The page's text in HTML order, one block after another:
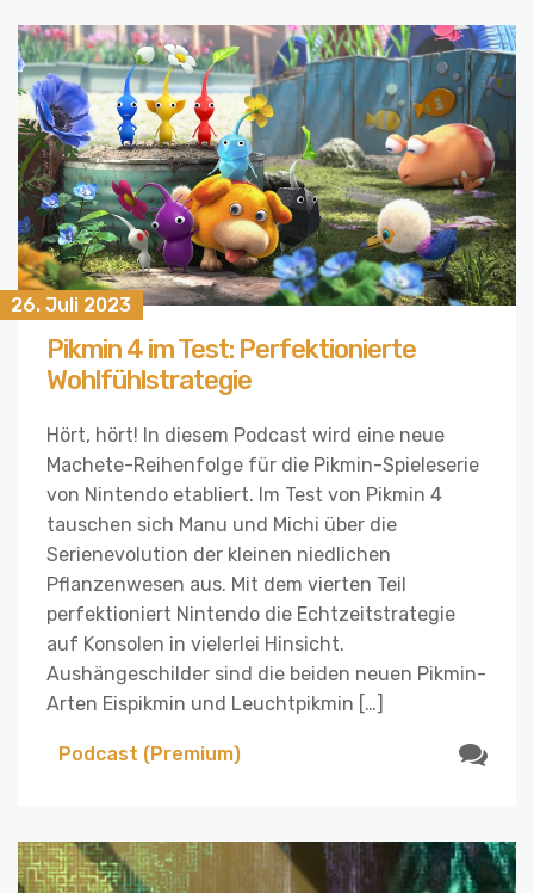
26. Juli 2023
Pikmin 4 im Test: Perfektionierte
Wohlfühlstrategie
Hört, hört! In diesem Podcast wird eine neue
Machete-Reihenfolge für die Pikmin-Spieleserie
von Nintendo etabliert. Im Test von Pikmin 4
tauschen sich Manu und Michi über die
Serienevolution der kleinen niedlichen
Pflanzenwesen aus. Mit dem vierten Teil
perfektioniert Nintendo die Echtzeitstrategie
auf Konsolen in vielerlei Hinsicht.
Aushängeschilder sind die beiden neuen Pikmin-
Arten Eispikmin und Leuchtpikmin […]
Podcast (Premium)